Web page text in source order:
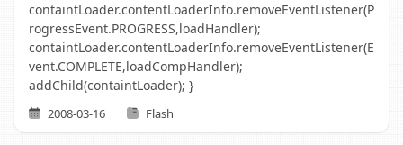
containtLoader.contentLoaderInfo.removeEventListener(P
rogressEvent.PROGRESS,loadHandler);
containtLoader.contentLoaderInfo.removeEventListener(E
vent.COMPLETE,loadCompHandler);
addChild(containtLoader); }
2008-03-16 Flash